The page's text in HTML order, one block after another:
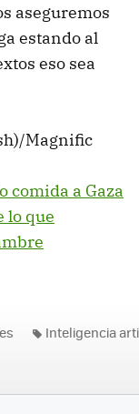
aseguremos
estando al
eso sea
Magnific
comida a Gaza
lo que
Inteligencia